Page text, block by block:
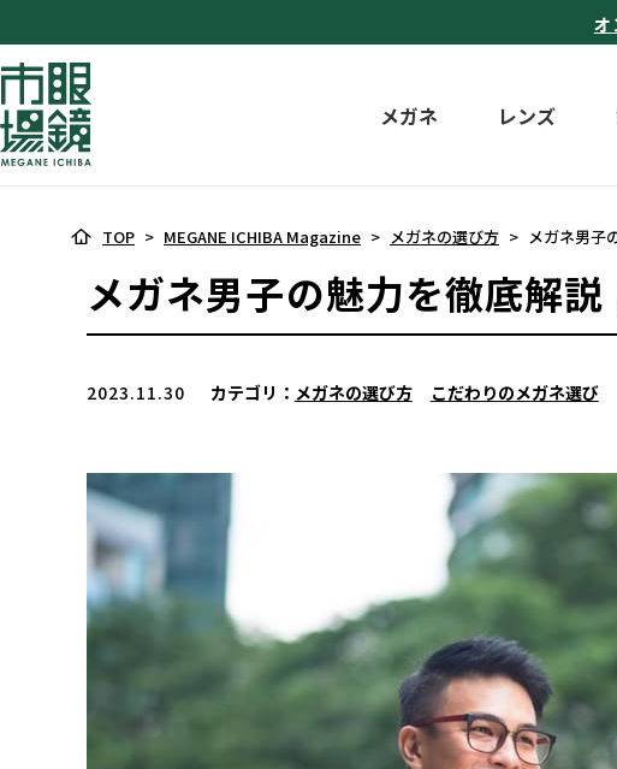
オ
メガネ レンズ
TOP > MEGANE ICHIBA Magazine > メガネの選び方 > メガネ男子
メガネ男子の魅力を徹底解
2023.11.30 カテゴリ： メガネの選び方 こだわりのメガネ選び